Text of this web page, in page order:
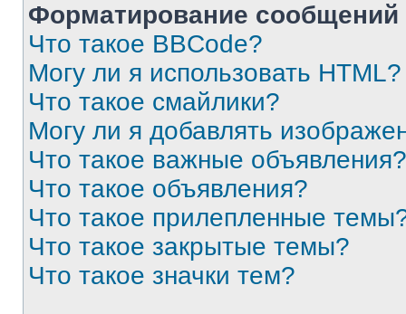
Форматирование
Что такое BBCode?
Могу ли я использовать HTML?
Что такое смайлики?
Могу ли я добавлять
Что такое важные объявления?
Что такое объявления?
Что такое прилепленные
Что такое закрытые темы?
Что такое значки тем?